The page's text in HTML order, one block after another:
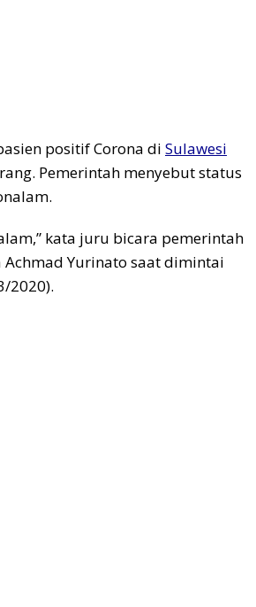
positif Corona di Sulawesi
Pemerintah menyebut status
kata juru bicara pemerintah
Yurinato saat dimintai
2020).